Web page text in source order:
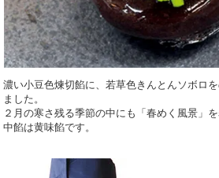
濃い小豆色煉切餡に、若草色きんとんソボロ
ました。
２月の寒さ残る季節の中にも「春めく風景」を
中餡は黄味餡です。